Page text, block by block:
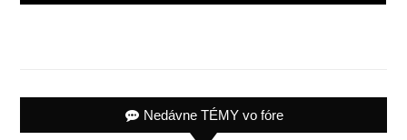
Nedávne TÉMY vo fóre